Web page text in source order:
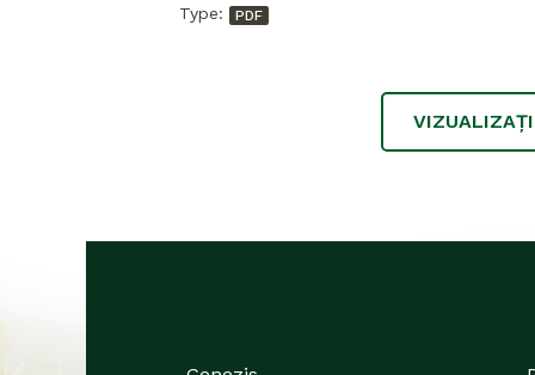
Type:
VIZUALIZAȚI